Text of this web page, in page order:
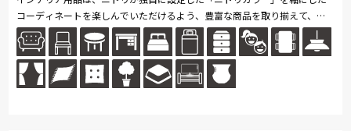
コーディネートを楽しんでいただけるよう、豊富な商品を取り揃えて、家
具はお客様がイメージしやすいように、リビングやキッチン、ベッドルー
ム...続きを読む